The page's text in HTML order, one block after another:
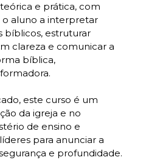
e prática, com
o aluno a interpretar
bíblicos, estruturar
clareza e comunicar a
bíblica,
este curso é um
da igreja e no
de ensino e
para anunciar a
e profundidade.